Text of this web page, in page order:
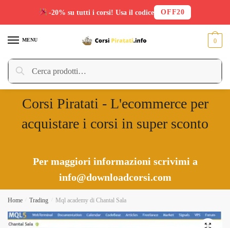
MENU
Cerca:
Cerca
0
Corsi Piratati - L'ecommerce per
acquistare i corsi in super sconto
Per maggiori informazioni scrivimi a
info@downloadcorsi.com
Home Trading Mql academy di Chantal Sala
-20% su tutti i corsi! Usa il codice OFF20